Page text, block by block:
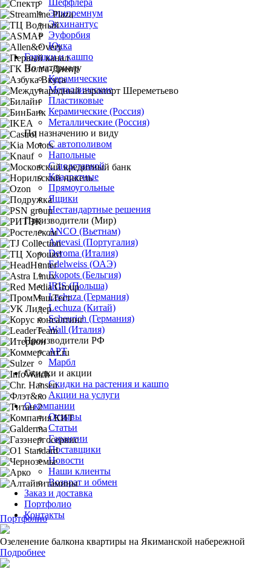
Шеффлера
Эпипремнум
Эсхинантус
Эуфорбия
Юкка
Горшки и кашпо
По материалу
Керамические
Металлические
Пластиковые
Керамические (Россия)
Металлические (Россия)
По назначению и виду
С автополивом
Напольные
С подставкой
Квадратные
Прямоугольные
Ящики
Нестандартные решения
Производители (Мир)
ANCO (Вьетнам)
Artevasi (Португалия)
Deroma (Италия)
Edelweiss (ОАЭ)
Ekopots (Бельгия)
IRIS (Польша)
Lechuza (Германия)
Lechuza (Китай)
Scheurich (Германия)
Wall (Италия)
Производители РФ
АРТ
Марбл
Скидки и акции
Скидки на растения и кашпо
Акции на услуги
О компании
Отзывы
Статьи
Гарантии
Поставщики
Новости
Наши клиенты
Возврат и обмен
Заказ и доставка
Портфолио
Контакты
Портфолио
Озеленение балкона квартиры на Якиманской набережной
Подробнее